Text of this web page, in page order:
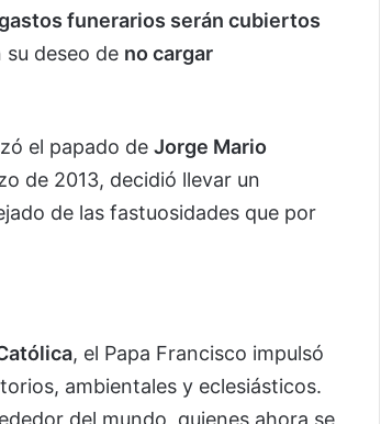
funerarios serán cubiertos
su deseo de no cargar
el papado de Jorge Mario
de 2013, decidió llevar un
de las fastuosidades que por
, el Papa Francisco impulsó
ambientales y eclesiásticos.
del mundo, quienes ahora se